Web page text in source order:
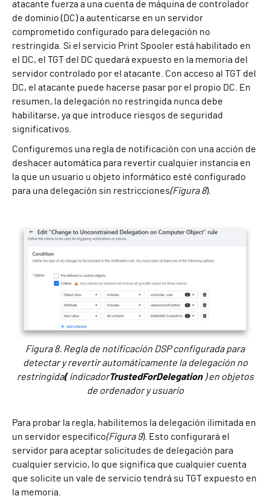
atacante fuerza a una cuenta de máquina de controlador
de dominio (DC) a autenticarse en un servidor
comprometido configurado para delegación no
restringida. Si el servicio Print Spooler está habilitado en
el DC, el TGT del DC quedará expuesto en la memoria del
servidor controlado por el atacante. Con acceso al TGT del
DC, el atacante puede hacerse pasar por el propio DC. En
resumen, la delegación no restringida nunca debe
habilitarse, ya que introduce riesgos de seguridad
significativos.
Configuremos una regla de notificación con una acción de
deshacer automática para revertir cualquier instancia en
la que un usuario u objeto informático esté configurado
para una delegación sin restricciones(Figura 8).
Figura 8. Regla de notificación DSP configurada para
detectar y revertir automáticamente la delegación no
restringida(indicadorTrustedForDelegation) en objetos
de ordenador y usuario
Para probar la regla, habilitemos la delegación ilimitada en
un servidor específico(Figura 9). Esto configurará el
servidor para aceptar solicitudes de delegación para
cualquier servicio, lo que significa que cualquier cuenta
que solicite un vale de servicio tendrá su TGT expuesto en
la memoria.